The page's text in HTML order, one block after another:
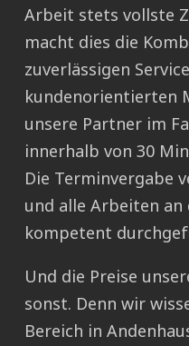
Arbeit stets vollste
macht dies die
zuverlässigen
kundenorientierten
unsere Partner im
innerhalb von 30
Die Terminvergabe
und alle Arbeiten
kompetent
Und die Preise
sonst. Denn wir
Bereich in